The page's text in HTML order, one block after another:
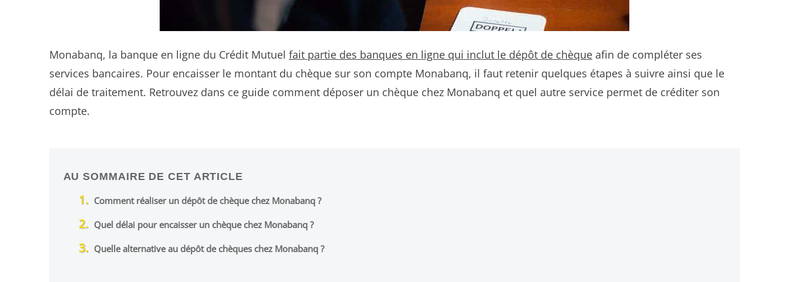
Monabanq, la banque en ligne du Crédit Mutuel fait partie des banques en ligne qui inclut le dépôt de chèque afin de compléter ses
services bancaires. Pour encaisser le montant du chèque sur son compte Monabanq, il faut retenir quelques étapes à suivre ainsi que le
délai de traitement. Retrouvez dans ce guide comment déposer un chèque chez Monabanq et quel autre service permet de créditer son
compte.
AU SOMMAIRE DE CET ARTICLE
Comment réaliser un dépôt de chèque chez Monabanq ?
Quel délai pour encaisser un chèque chez Monabanq ?
Quelle alternative au dépôt de chèques chez Monabanq ?